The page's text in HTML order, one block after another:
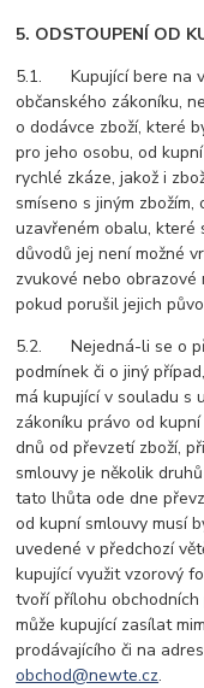
5. ODSTOUPENÍ OD
5.1. Kupující bere na
občanského zákoníku,
o dodávce zboží, které
pro jeho osobu, od
rychlé zkáze, jakož i
smíseno s jiným
uzavřeném obalu,
důvodů jej není možné
zvukové nebo
pokud porušil jejich
5.2. Nejedná-li se o
podmínek či o jiný
má kupující v souladu s
zákoníku právo od
dnů od převzetí zboží,
smlouvy je několik
tato lhůta ode dne
od kupní smlouvy musí
uvedené v předchozí
kupující využit vzorový
tvoří přílohu
může kupující zasílat
prodávajícího či na
obchod@newte.cz.